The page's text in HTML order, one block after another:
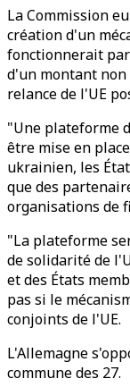
La Commission
création d'un
fonctionnerait
d'un montant non
relance de l'UE
"Une plateforme
être mise en
ukrainien, les
que des
organisations de
"La plateforme
de solidarité de
et des États
pas si le
conjoints de l'UE.
L'Allemagne
commune des 27.